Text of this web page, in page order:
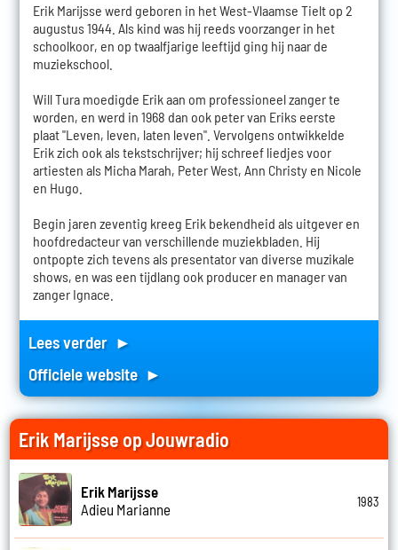
Erik Marijsse werd geboren in het West-Vlaamse Tielt op 2
augustus 1944. Als kind was hij reeds voorzanger in het
schoolkoor, en op twaalfjarige leeftijd ging hij naar de
muziekschool.
Will Tura moedigde Erik aan om professioneel zanger te
worden, en werd in 1968 dan ook peter van Eriks eerste
plaat "Leven, leven, laten leven". Vervolgens ontwikkelde
Erik zich ook als tekstschrijver; hij schreef liedjes voor
artiesten als Micha Marah, Peter West, Ann Christy en Nicole
en Hugo.
Begin jaren zeventig kreeg Erik bekendheid als uitgever en
hoofdredacteur van verschillende muziekbladen. Hij
ontpopte zich tevens als presentator van diverse muzikale
shows, en was een tijdlang ook producer en manager van
zanger Ignace.
Lees verder ►
Officiele website ►
Erik Marijsse op Jouwradio
Erik Marijsse
Adieu Marianne
1983